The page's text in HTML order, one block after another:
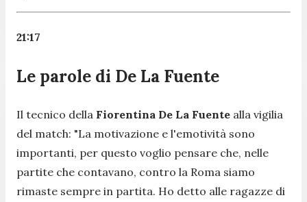
21:17
Le parole di De La Fuente
Il tecnico della Fiorentina De La Fuente alla vigilia
del match: "La motivazione e l'emotività sono
importanti, per questo voglio pensare che, nelle
partite che contavano, contro la Roma siamo
rimaste sempre in partita. Ho detto alle ragazze di